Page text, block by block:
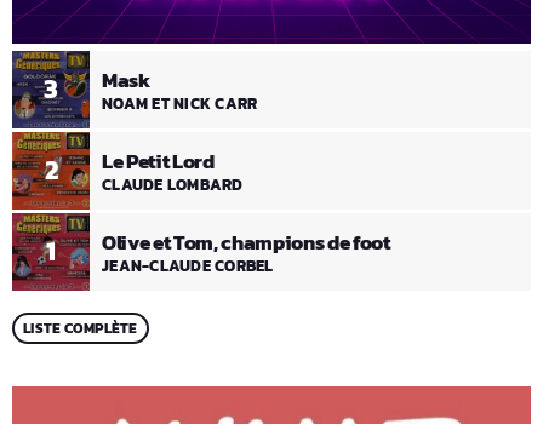
1 Olive et Tom, champions de foot
JEAN-CLAUDE CORBEL
2 Le Petit Lord
CLAUDE LOMBARD
3 Mask
NOAM ET NICK CARR
LISTE COMPLÈTE